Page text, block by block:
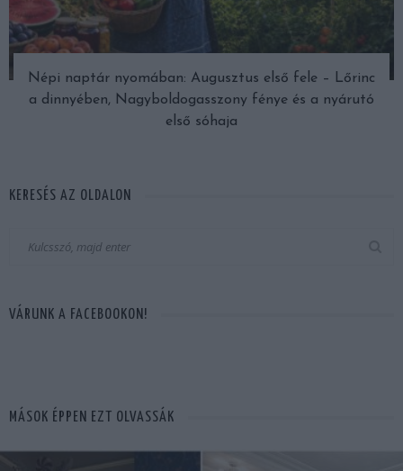
Népi naptár nyomában: Augusztus első fele – Lőrinc
a dinnyében, Nagyboldogasszony fénye és a nyárutó
első sóhaja
KERESÉS AZ OLDALON
VÁRUNK A FACEBOOKON!
MÁSOK ÉPPEN EZT OLVASSÁK